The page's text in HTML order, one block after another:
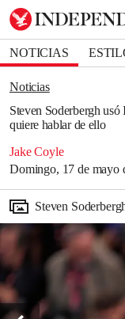
NOTICIAS
DEPORTES
Noticias
Steven Soderbergh
quiere hablar de ello
Jake Coyle
Domingo, 17 de mayo
Bookmark
Removed from
Close popover
Steven